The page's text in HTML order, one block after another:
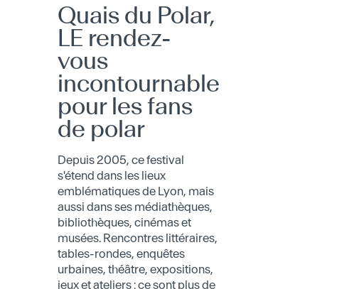
Quais du Polar,
LE rendez-
vous
incontournable
pour les fans
de polar
Depuis 2005, ce festival
s'étend dans les lieux
emblématiques de Lyon, mais
aussi dans ses médiathèques,
bibliothèques, cinémas et
musées. Rencontres littéraires,
tables-rondes, enquêtes
urbaines, théâtre, expositions,
jeux et ateliers : ce sont plus de